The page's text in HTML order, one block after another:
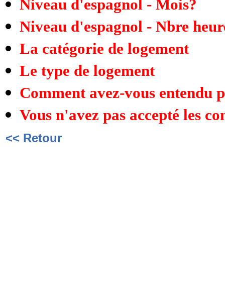
Niveau d'espagnol - Mois?
Niveau d'espagnol - Nbre
La catégorie de logement
Le type de logement
Comment avez-vous
Vous n'avez pas accepté les
<< Retour